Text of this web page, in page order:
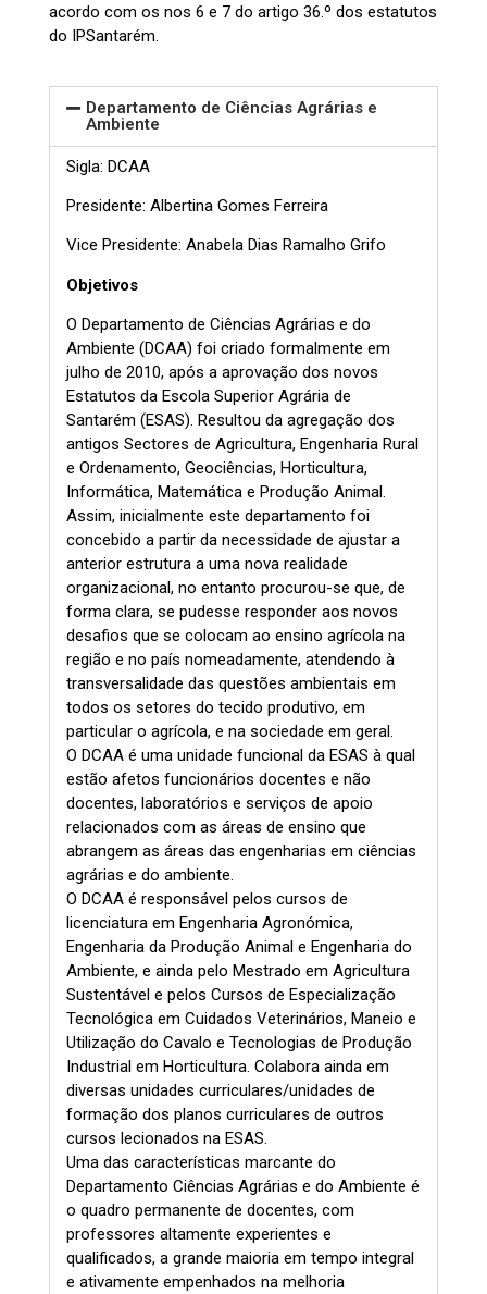
acordo com os nos 6 e 7 do artigo 36.º dos estatutos
do IPSantarém.
Departamento de Ciências Agrárias e
Ambiente
Sigla: DCAA
Presidente: Albertina Gomes Ferreira
Vice Presidente: Anabela Dias Ramalho Grifo
Objetivos
O Departamento de Ciências Agrárias e do
Ambiente (DCAA) foi criado formalmente em
julho de 2010, após a aprovação dos novos
Estatutos da Escola Superior Agrária de
Santarém (ESAS). Resultou da agregação dos
antigos Sectores de Agricultura, Engenharia Rural
e Ordenamento, Geociências, Horticultura,
Informática, Matemática e Produção Animal.
Assim, inicialmente este departamento foi
concebido a partir da necessidade de ajustar a
anterior estrutura a uma nova realidade
organizacional, no entanto procurou-se que, de
forma clara, se pudesse responder aos novos
desafios que se colocam ao ensino agrícola na
região e no país nomeadamente, atendendo à
transversalidade das questões ambientais em
todos os setores do tecido produtivo, em
particular o agrícola, e na sociedade em geral.
O DCAA é uma unidade funcional da ESAS à qual
estão afetos funcionários docentes e não
docentes, laboratórios e serviços de apoio
relacionados com as áreas de ensino que
abrangem as áreas das engenharias em ciências
agrárias e do ambiente.
O DCAA é responsável pelos cursos de
licenciatura em Engenharia Agronómica,
Engenharia da Produção Animal e Engenharia do
Ambiente, e ainda pelo Mestrado em Agricultura
Sustentável e pelos Cursos de Especialização
Tecnológica em Cuidados Veterinários, Maneio e
Utilização do Cavalo e Tecnologias de Produção
Industrial em Horticultura. Colabora ainda em
diversas unidades curriculares/unidades de
formação dos planos curriculares de outros
cursos lecionados na ESAS.
Uma das características marcante do
Departamento Ciências Agrárias e do Ambiente é
o quadro permanente de docentes, com
professores altamente experientes e
qualificados, a grande maioria em tempo integral
e ativamente empenhados na melhoria